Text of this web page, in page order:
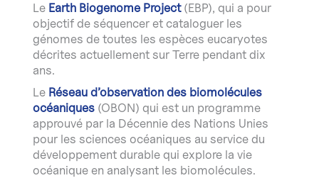
Le Earth Biogenome Project(EBP), qui a pour
objectif de séquencer et cataloguer les
génomes de toutes les espèces eucaryotes
décrites actuellement sur Terre pendant dix
ans.
Le Réseau d’observation des biomolécules
océaniques (OBON) qui est un programme
approuvé par la Décennie des Nations Unies
pour les sciences océaniques au service du
développement durable qui explore la vie
océanique en analysant les biomolécules.